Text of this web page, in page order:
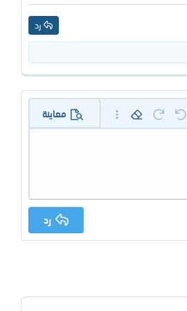
رد
تراجع إعادة إزالة التنسيقخيارات إضافية…معاينة
رد